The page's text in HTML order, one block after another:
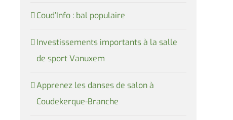
Coud’Info : bal populaire
Investissements importants à la salle
de sport Vanuxem
Apprenez les danses de salon à
Coudekerque-Branche